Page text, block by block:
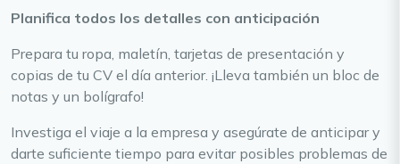
Planifica todos los detalles con anticipación
Prepara tu ropa, maletín, tarjetas de presentación y
copias de tu CV el día anterior. ¡Lleva también un bloc de
notas y un bolígrafo!
Investiga el viaje a la empresa y asegúrate de anticipar y
darte suficiente tiempo para evitar posibles problemas de